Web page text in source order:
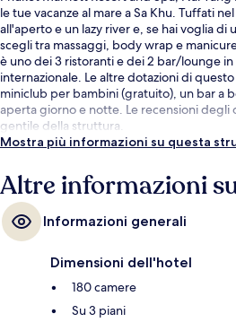
le tue vacanze al mare a Sa Khu. Tuffati
all'aperto e un lazy river e, se hai voglia di
scegli tra massaggi, body wrap e
è uno dei 3 ristoranti e dei 2 bar/lounge in
internazionale. Le altre dotazioni di
miniclub per bambini (gratuito), un bar a
aperta giorno e notte. Le recensioni degli
gentile della struttura.
Mostra più informazioni su questa
Altre informazioni
Informazioni generali
Dimensioni dell'hotel
180 camere
Su 3 piani